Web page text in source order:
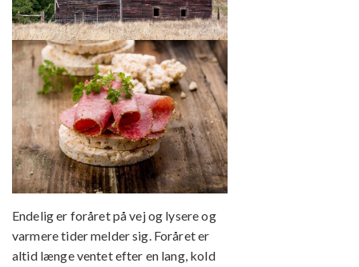
Endelig er foråret på vej og lysere og
varmere tider melder sig. Foråret er
altid længe ventet efter en lang, kold